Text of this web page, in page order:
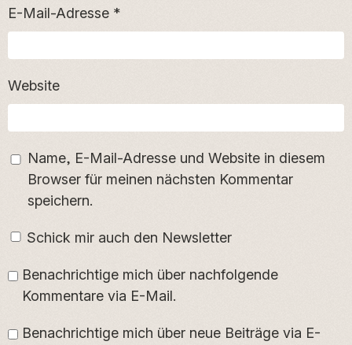
E-Mail-Adresse *
Website
Name, E-Mail-Adresse und Website in diesem
Browser für meinen nächsten Kommentar
speichern.
Schick mir auch den Newsletter
Benachrichtige mich über nachfolgende
Kommentare via E-Mail.
Benachrichtige mich über neue Beiträge via E-